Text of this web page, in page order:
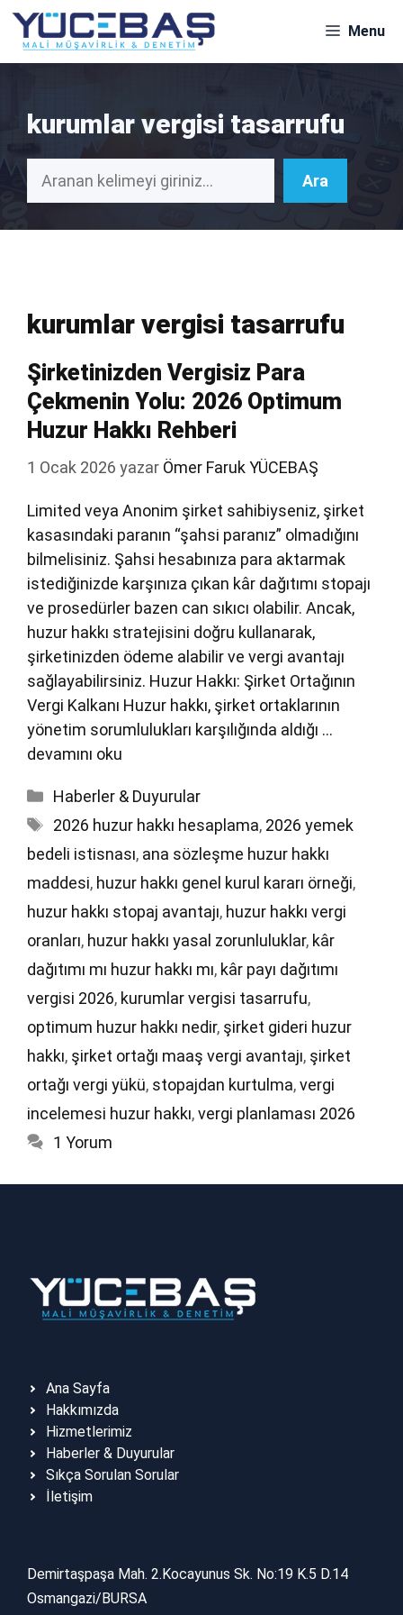
İçeriğe
atla
Menu
kurumlar vergisi tasarrufu
Ara
kurumlar vergisi tasarrufu
Şirketinizden Vergisiz Para
Çekmenin Yolu: 2026 Optimum
Huzur Hakkı Rehberi
1 Ocak 2026 yazar Ömer Faruk YÜCEBAŞ
Limited veya Anonim şirket sahibiyseniz, şirket
kasasındaki paranın “şahsi paranız” olmadığını
bilmelisiniz. Şahsi hesabınıza para aktarmak
istediğinizde karşınıza çıkan kâr dağıtımı stopajı
ve prosedürler bazen can sıkıcı olabilir. Ancak,
huzur hakkı stratejisini doğru kullanarak,
şirketinizden ödeme alabilir ve vergi avantajı
sağlayabilirsiniz. Huzur Hakkı: Şirket Ortağının
Vergi Kalkanı Huzur hakkı, şirket ortaklarının
yönetim sorumlulukları karşılığında aldığı …
devamını oku
Kategoriler
Haberler & Duyurular
Etiketler
2026 huzur hakkı hesaplama, 2026 yemek
bedeli istisnası, ana sözleşme huzur hakkı
maddesi, huzur hakkı genel kurul kararı örneği,
huzur hakkı stopaj avantajı, huzur hakkı vergi
oranları, huzur hakkı yasal zorunluluklar, kâr
dağıtımı mı huzur hakkı mı, kâr payı dağıtımı
vergisi 2026, kurumlar vergisi tasarrufu,
optimum huzur hakkı nedir, şirket gideri huzur
hakkı, şirket ortağı maaş vergi avantajı, şirket
ortağı vergi yükü, stopajdan kurtulma,vergi
incelemesi huzur hakkı,vergi planlaması 2026
1 Yorum
Ana Sayfa
Hakkımızda
Hizmetlerimiz
Haberler & Duyurular
Sıkça Sorulan Sorular
İletişim
Demirtaşpaşa Mah. 2.Kocayunus Sk. No:19 K.5 D.14
Osmangazi/BURSA